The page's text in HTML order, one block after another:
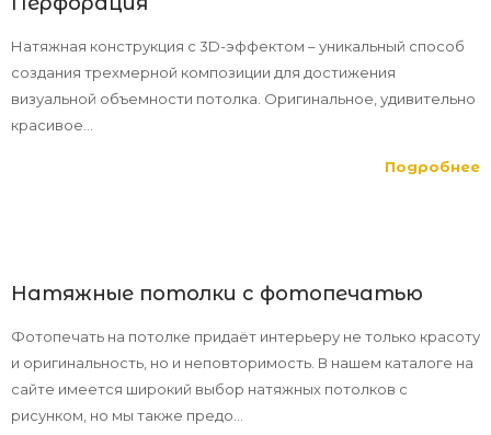
Натяжная конструкция с 3D-эффектом – уникальный способ
создания трехмерной композиции для достижения
визуальной объемности потолка. Оригинальное, удивительно
красивое...
Подробнее
Натяжные потолки с фотопечатью
Фотопечать на потолке придаёт интерьеру не только красоту
и оригинальность, но и неповторимость. В нашем каталоге на
сайте имеется широкий выбор натяжных потолков с
рисунком, но мы также предо...